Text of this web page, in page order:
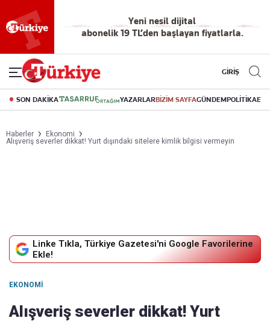
Reklamsız
okuma
deneyimi
56 yıllık
dijital arşiv
Akıllı haber
asistanı
Eski gazeteleri
indirme
Yazarlarla
canlı soru
cevap
GİRİŞ
SON DAKİKA YAZARLARBİZİM SAYFAGÜNDEMPOLİTİKA
Haberler
Ekonomi
Alışveriş severler dikkat! Yurt dışındaki sitelere kimlik bilgisi vermeyin
Linke Tıkla, Türkiye Gazetesi'ni Google Favorilerine
Ekle!
EKONOMI
Alışveriş severler dikkat! Yurt